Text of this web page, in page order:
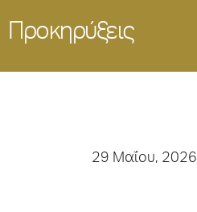
Προκηρύξεις
29 Μαΐου, 2026